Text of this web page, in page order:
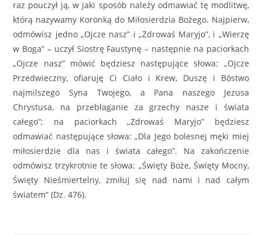
raz pouczył ją, w jaki sposób należy odmawiać tę modlitwę,
którą nazywamy Koronką do Miłosierdzia Bożego. Najpierw,
odmówisz jedno „Ojcze nasz” i „Zdrowaś Maryjo”, i „Wierzę
w Boga” – uczył Siostrę Faustynę – następnie na paciorkach
„Ojcze nasz” mówić będziesz następujące słowa: „Ojcze
Przedwieczny, ofiaruję Ci Ciało i Krew, Duszę i Bóstwo
najmilszego Syna Twojego, a Pana naszego Jezusa
Chrystusa, na przebłaganie za grzechy nasze i świata
całego”; na paciorkach „Zdrowaś Maryjo” będziesz
odmawiać następujące słowa: „Dla Jego bolesnej męki miej
miłosierdzie dla nas i świata całego”. Na zakończenie
odmówisz trzykrotnie te słowa: „Święty Boże, Święty Mocny,
Święty Nieśmiertelny, zmiłuj się nad nami i nad całym
światem” (Dz. 476).